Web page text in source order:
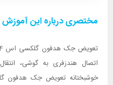
مختصری درباره این آموزش
اتصال هندزفری به گوشی،